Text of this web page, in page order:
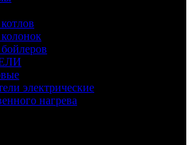
электрические
нагрева